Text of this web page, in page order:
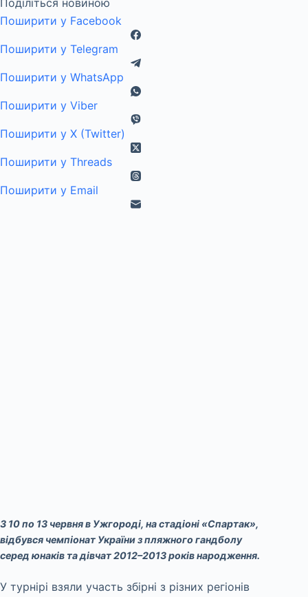
Поширити у Facebook
Поширити у Telegram
Поширити у WhatsApp
Поширити у Viber
Поширити у X (Twitter)
Поширити у Threads
Поширити у Email
З 10 по 13 червня в Ужгороді, на стадіоні «Спартак»,
відбувся чемпіонат України з пляжного гандболу
серед юнаків та дівчат 2012–2013 років народження.
У турнірі взяли участь збірні з різних регіонів